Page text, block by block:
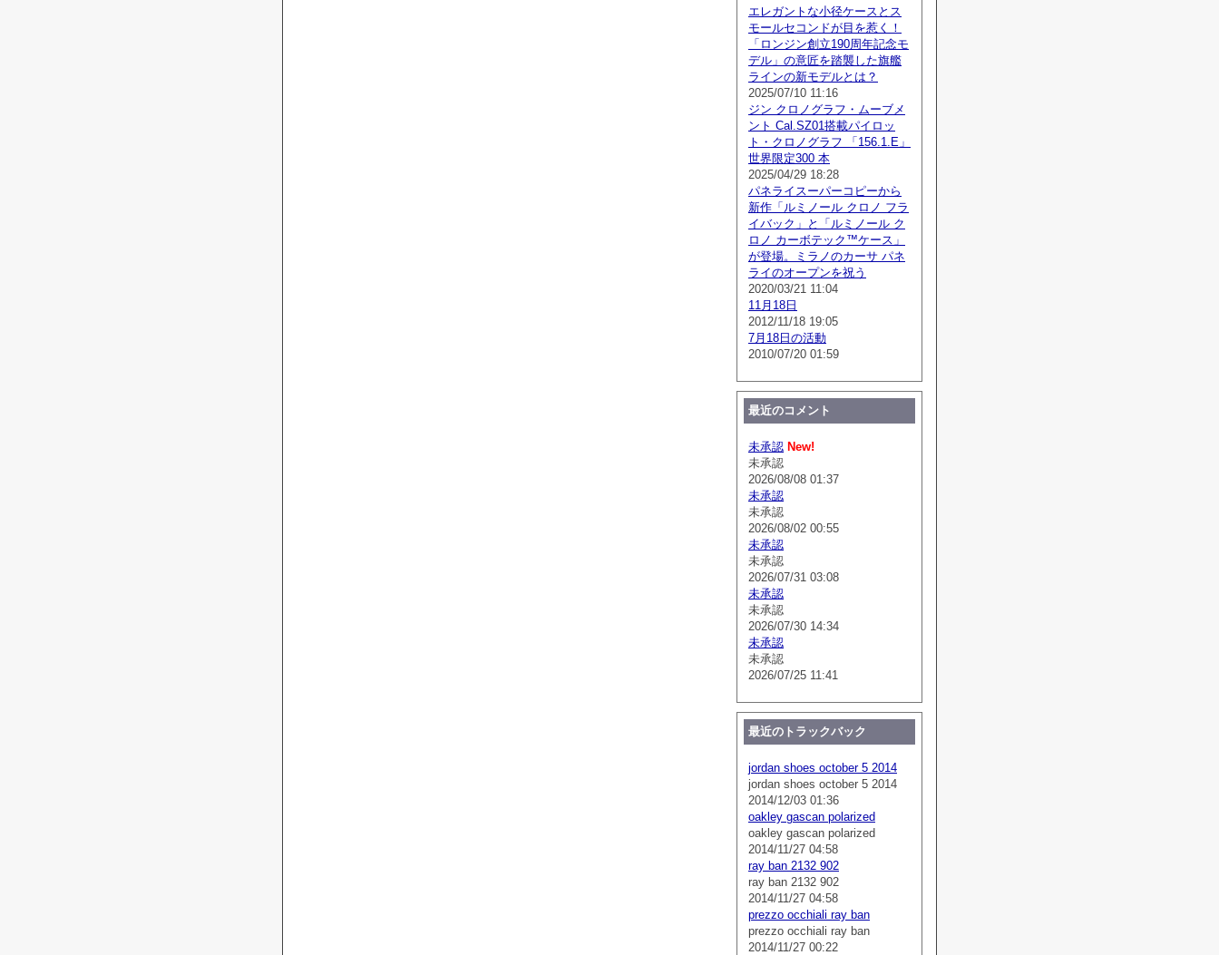
エレガントな小径ケースとス
モールセコンドが目を惹く！
「ロンジン創立190周年記念モ
デル」の意匠を踏襲した旗艦
ラインの新モデルとは？
2025/07/10 11:16
ジン クロノグラフ・ムーブメ
ント Cal.SZ01搭載パイロッ
ト・クロノグラフ 「156.1.E」
世界限定300 本
2025/04/29 18:28
パネライスーパーコピーから
新作「ルミノール クロノ フラ
イバック」と「ルミノール ク
ロノ カーボテック™ケース」
が登場。ミラノのカーサ パネ
ライのオープンを祝う
2020/03/21 11:04
11月18日
2012/11/18 19:05
7月18日の活動
2010/07/20 01:59
最近のコメント
未承認 New!
未承認
2026/08/08 01:37
未承認
未承認
2026/08/02 00:55
未承認
未承認
2026/07/31 03:08
未承認
未承認
2026/07/30 14:34
未承認
未承認
2026/07/25 11:41
最近のトラックバック
jordan shoes october 5 2014
jordan shoes october 5 2014
2014/12/03 01:36
oakley gascan polarized
oakley gascan polarized
2014/11/27 04:58
ray ban 2132 902
ray ban 2132 902
2014/11/27 04:58
prezzo occhiali ray ban
prezzo occhiali ray ban
2014/11/27 00:22